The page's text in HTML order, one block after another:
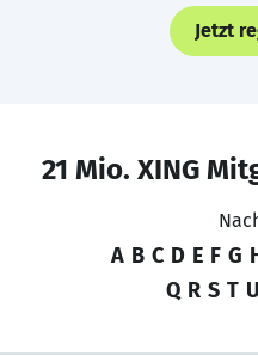
Jetzt
21 Mio. XING
A B C D E F G
Q R S T U